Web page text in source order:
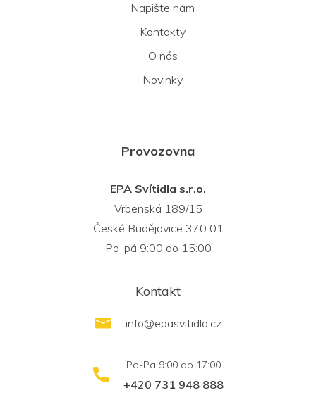
Napište nám
Kontakty
O nás
Novinky
Provozovna
EPA Svítidla s.r.o.
Vrbenská 189/15
České Budějovice 370 01
Po-pá 9:00 do 15:00
Kontakt
info@epasvitidla.cz
+420 731 948 888